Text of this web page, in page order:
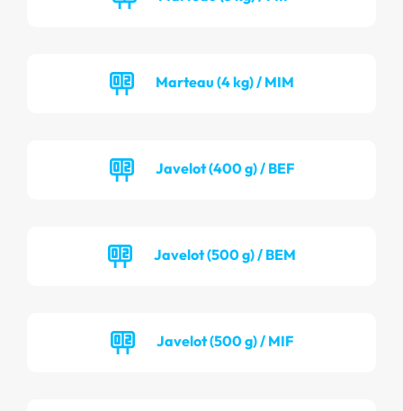
Marteau (4 kg) / MIM
Javelot (400 g) / BEF
Javelot (500 g) / BEM
Javelot (500 g) / MIF